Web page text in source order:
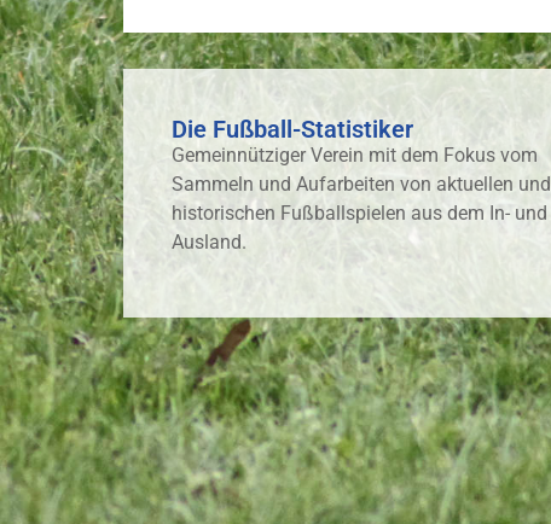
Die Fußball-Statistiker
Gemeinnütziger Verein mit dem Fokus vom
Sammeln und Aufarbeiten von aktuellen und
historischen Fußballspielen aus dem In- und
Ausland.